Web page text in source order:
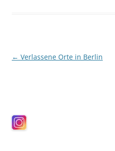
Beitragsnavigation
← Verlassene Orte in Berlin